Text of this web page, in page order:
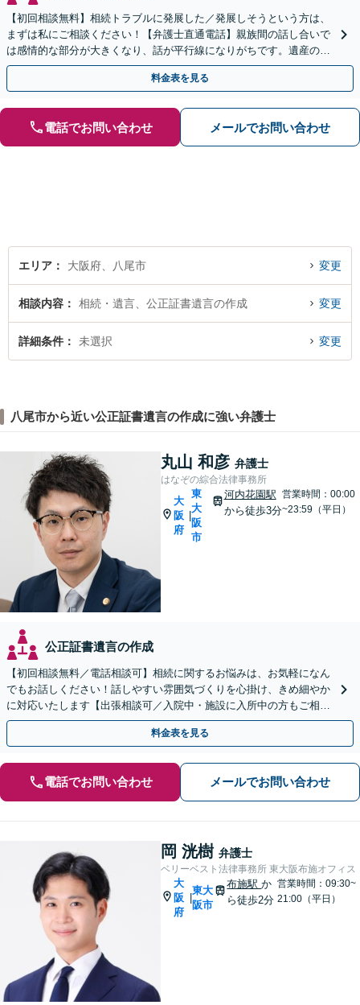
【初回相談無料】相続トラブルに発展した／発展しそうという方は、
まずは私にご相談ください！【弁護士直通電話】親族間の話し合いで
は感情的な部分が大きくなり、話が平行線になりがちです。遺産の使
い込みもご相談ください。泥沼化する前にお電話ください。
料金表を見る
電話でお問い合わせ メールでお問い合わせ
エリア 大阪府、八尾市 変更
相談内容 相続・遺言、公正証書遺言の作成 変更
詳細条件 未選択 変更
八尾市から近い公正証書遺言の作成に強い弁護士
丸山 和彦 弁護士
はなぞの綜合法律事務所
大
阪
府
東
大
阪
市
河内花園駅
から徒歩3分
営業時間：00:00
~23:59（平日）
公正証書遺言の作成
【初回相談無料／電話相談可】相続に関するお悩みは、お気軽になん
でもお話しください！話しやすい雰囲気づくりを心掛け、きめ細やか
に対応いたします【出張相談可／入院中・施設に入所中の方もご相談
ください】【子連れ相談・車いす利用可】
料金表を見る
電話でお問い合わせ メールでお問い合わせ
岡 洸樹 弁護士
ベリーベスト法律事務所 東大阪布施オフィス
大
阪
府
|
東大
阪市
布施駅か
ら徒歩2分
営業時間：09:30~
21:00（平日）